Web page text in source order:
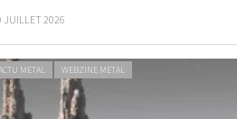
JUILLET 2026
METAL WEBZINE METAL